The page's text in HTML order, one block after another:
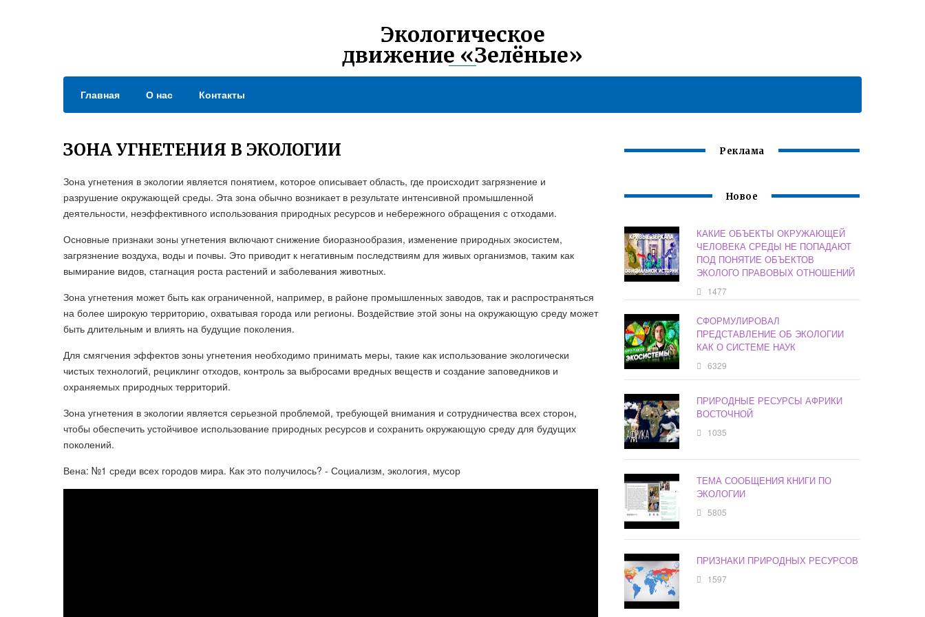
Экологическое
движение «Зелёные»
Главная О нас Контакты
ЗОНА УГНЕТЕНИЯ В ЭКОЛОГИИ
Зона угнетения в экологии является понятием, которое описывает область, где происходит загрязнение и
разрушение окружающей среды. Эта зона обычно возникает в результате интенсивной промышленной
деятельности, неэффективного использования природных ресурсов и небережного обращения с отходами.
Основные признаки зоны угнетения включают снижение биоразнообразия, изменение природных экосистем,
загрязнение воздуха, воды и почвы. Это приводит к негативным последствиям для живых организмов, таким как
вымирание видов, стагнация роста растений и заболевания животных.
Зона угнетения может быть как ограниченной, например, в районе промышленных заводов, так и распространяться
на более широкую территорию, охватывая города или регионы. Воздействие этой зоны на окружающую среду может
быть длительным и влиять на будущие поколения.
Для смягчения эффектов зоны угнетения необходимо принимать меры, такие как использование экологически
чистых технологий, рециклинг отходов, контроль за выбросами вредных веществ и создание заповедников и
охраняемых природных территорий.
Зона угнетения в экологии является серьезной проблемой, требующей внимания и сотрудничества всех сторон,
чтобы обеспечить устойчивое использование природных ресурсов и сохранить окружающую среду для будущих
поколений.
Вена: №1 среди всех городов мира. Как это получилось? - Социализм, экология, мусор
Реклама
Новое
КАКИЕ ОБЪЕКТЫ ОКРУЖАЮЩЕЙ
ЧЕЛОВЕКА СРЕДЫ НЕ ПОПАДАЮТ
ПОД ПОНЯТИЕ ОБЪЕКТОВ
ЭКОЛОГО ПРАВОВЫХ ОТНОШЕНИЙ
1477
СФОРМУЛИРОВАЛ
ПРЕДСТАВЛЕНИЕ ОБ ЭКОЛОГИИ
КАК О СИСТЕМЕ НАУК
6329
ПРИРОДНЫЕ РЕСУРСЫ АФРИКИ
ВОСТОЧНОЙ
1035
ТЕМА СООБЩЕНИЯ КНИГИ ПО
ЭКОЛОГИИ
5805
ПРИЗНАКИ ПРИРОДНЫХ РЕСУРСОВ
1597